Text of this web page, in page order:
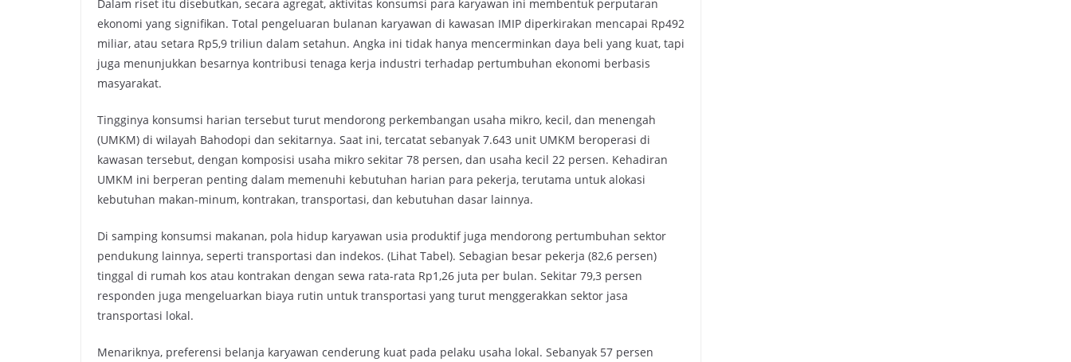
Dalam riset itu disebutkan, secara agregat, aktivitas konsumsi para karyawan ini membentuk perputaran
ekonomi yang signifikan. Total pengeluaran bulanan karyawan di kawasan IMIP diperkirakan mencapai Rp492
miliar, atau setara Rp5,9 triliun dalam setahun. Angka ini tidak hanya mencerminkan daya beli yang kuat, tapi
juga menunjukkan besarnya kontribusi tenaga kerja industri terhadap pertumbuhan ekonomi berbasis
masyarakat.
Tingginya konsumsi harian tersebut turut mendorong perkembangan usaha mikro, kecil, dan menengah
(UMKM) di wilayah Bahodopi dan sekitarnya. Saat ini, tercatat sebanyak 7.643 unit UMKM beroperasi di
kawasan tersebut, dengan komposisi usaha mikro sekitar 78 persen, dan usaha kecil 22 persen. Kehadiran
UMKM ini berperan penting dalam memenuhi kebutuhan harian para pekerja, terutama untuk alokasi
kebutuhan makan-minum, kontrakan, transportasi, dan kebutuhan dasar lainnya.
Di samping konsumsi makanan, pola hidup karyawan usia produktif juga mendorong pertumbuhan sektor
pendukung lainnya, seperti transportasi dan indekos. (Lihat Tabel). Sebagian besar pekerja (82,6 persen)
tinggal di rumah kos atau kontrakan dengan sewa rata-rata Rp1,26 juta per bulan. Sekitar 79,3 persen
responden juga mengeluarkan biaya rutin untuk transportasi yang turut menggerakkan sektor jasa
transportasi lokal.
Menariknya, preferensi belanja karyawan cenderung kuat pada pelaku usaha lokal. Sebanyak 57 persen